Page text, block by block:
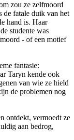
zou ze zelfmoord
de fatale duik van het
hand is. Haar
studente was
- of een motief
fantasie:
Taryn kende ook
van wie ze hield
de problemen nog
ontdekt, vermoedt ze
aan bedrog,